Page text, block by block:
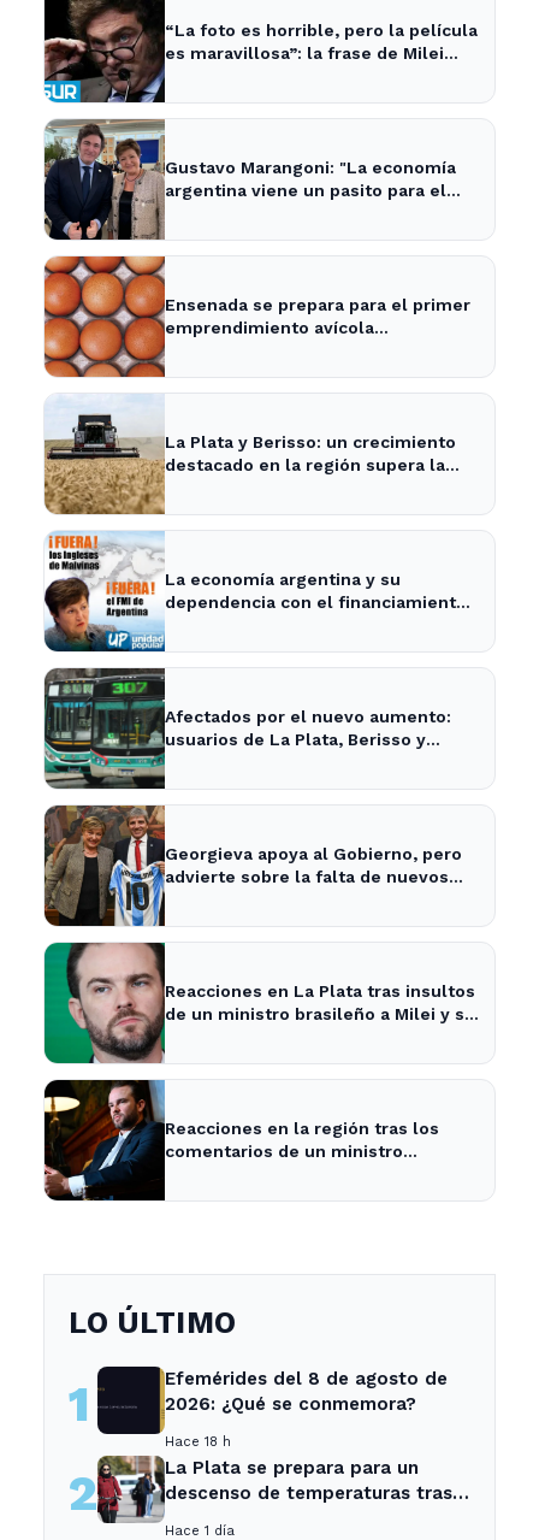
“La foto es horrible, pero la película
es maravillosa”: la frase de Milei
Gustavo Marangoni: "La economía
argentina viene un pasito para el
Ensenada se prepara para el primer
emprendimiento avícola
La Plata y Berisso: un crecimiento
destacado en la región supera la
La economía argentina y su
dependencia con el financiamiento
Afectados por el nuevo aumento:
usuarios de La Plata, Berisso y
Georgieva apoya al Gobierno, pero
advierte sobre la falta de nuevos
Reacciones en La Plata tras insultos
de un ministro brasileño a Milei y su
Reacciones en la región tras los
comentarios de un ministro
LO ÚLTIMO
1
Efemérides del 8 de agosto de
2026: ¿Qué se conmemora?
Hace 18 h
2
La Plata se prepara para un
descenso de temperaturas tras
Hace 1 día